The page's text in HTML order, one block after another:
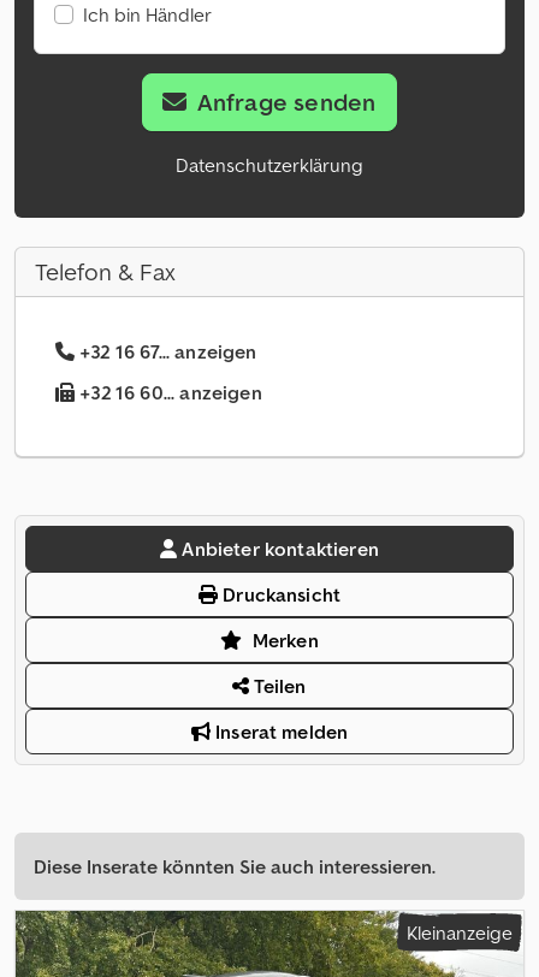
Ich bin Händler
Anfrage senden
Datenschutzerklärung
Telefon & Fax
+32 16 67... anzeigen
+32 16 60... anzeigen
Anbieter kontaktieren
Druckansicht
Merken
Teilen
Inserat melden
Diese Inserate könnten Sie auch interessieren.
Kleinanzeige